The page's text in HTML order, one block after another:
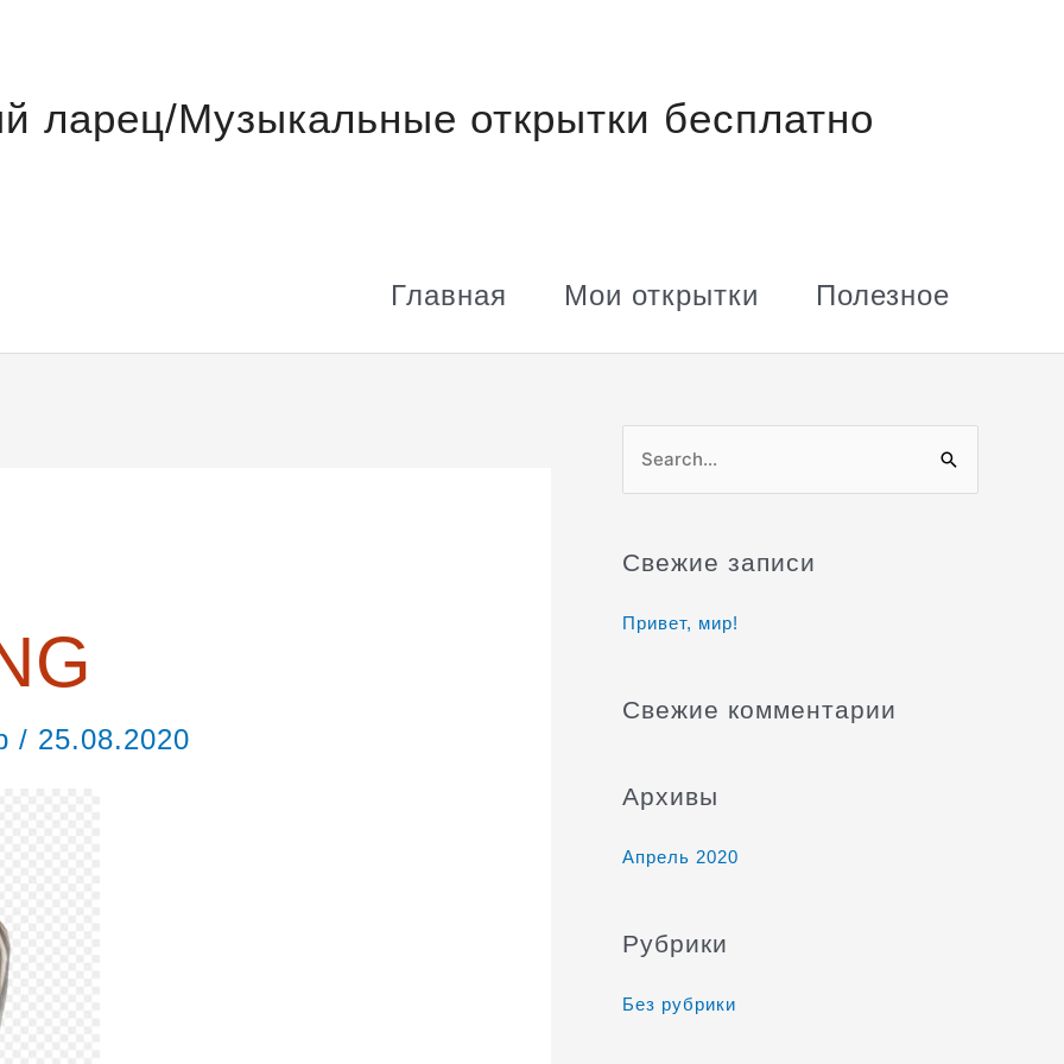
ларец/Музыкальные открытки бесплатно
Главная Мои открытки Полезное
/ 25.08.2020
о
с
Свежие записи
Привет, мир!
Свежие комментарии
Архивы
Апрель 2020
Рубрики
Без рубрики